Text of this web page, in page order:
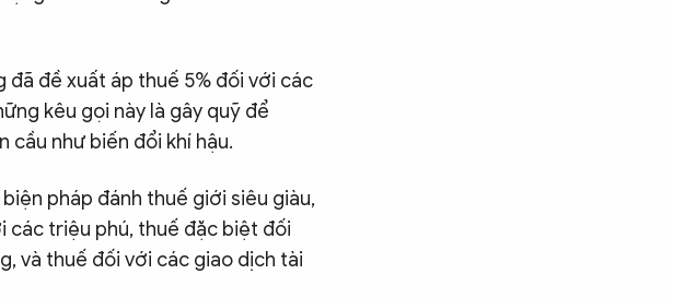
đã đề xuất áp thuế 5% đối với các
kêu gọi này là gây quỹ để
như biến đổi khí hậu.
pháp đánh thuế giới siêu giàu,
các triệu phú, thuế đặc biệt đối
và thuế đối với các giao dịch tài